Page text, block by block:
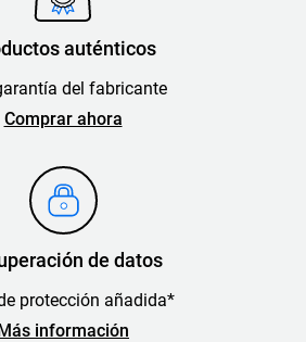
auténticos
del fabricante
Comprar ahora
de datos
protección añadida*
información